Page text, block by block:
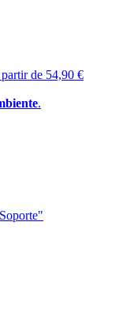
partir de 54,90 €
.